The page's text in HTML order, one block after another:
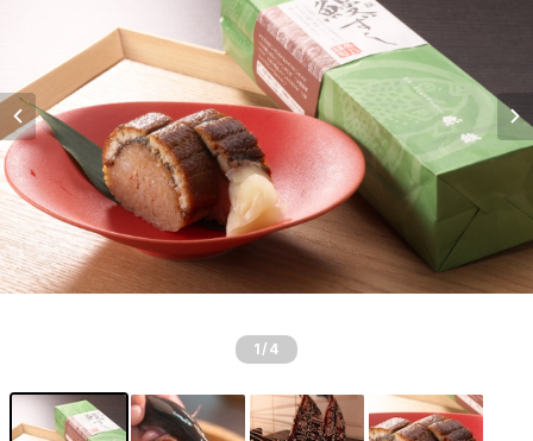
1 /4